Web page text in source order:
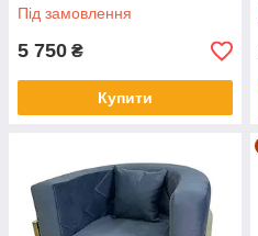
Під замовлення
5 750 ₴
Купити